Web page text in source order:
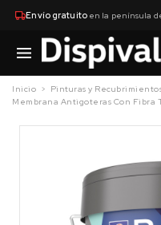
Envío gratuitoen la península
Inicio Pinturas y
Membrana Antigoteras Con Fibra